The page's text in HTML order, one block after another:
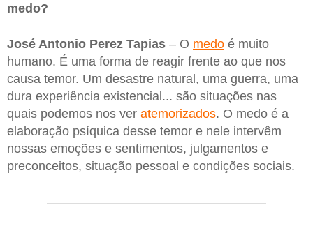
medo?
José Antonio Perez Tapias – O medo é muito
humano. É uma forma de reagir frente ao que nos
causa temor. Um desastre natural, uma guerra, uma
dura experiência existencial... são situações nas
quais podemos nos ver atemorizados. O medo é a
elaboração psíquica desse temor e nele intervêm
nossas emoções e sentimentos, julgamentos e
preconceitos, situação pessoal e condições sociais.